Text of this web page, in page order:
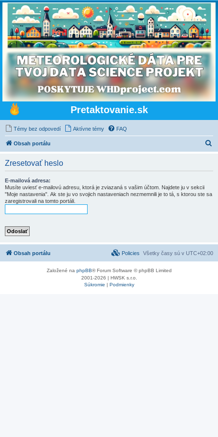
Pretaktovanie.sk
Témy bez odpovedí Aktívne témy FAQ
Obsah portálu
Zresetovať heslo
E-mailová adresa:
Musíte uviesť e-mailovú adresu, ktorá je zviazaná s vašim účtom. Najdete ju v sekcii
"Moje nastavenia". Ak ste ju vo svojich nastaveniach nezmemnili je to tá, s ktorou ste sa
zaregistrovali na tomto portáli.
Obsah portálu Všetky časy sú v UTC+02:00
Policies
Založené na phpBB® Forum Software © phpBB Limited
2001-2026 | HWSK s.r.o.
Súkromie | Podmienky